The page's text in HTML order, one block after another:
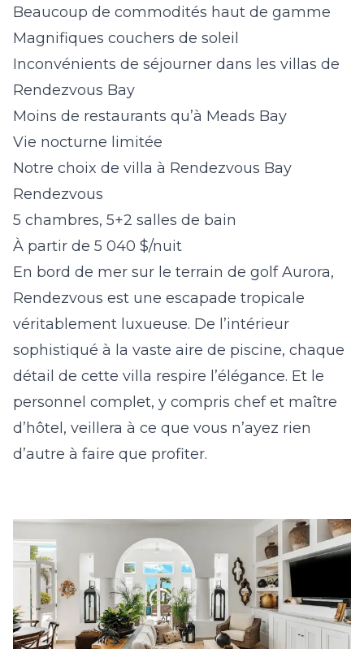
Beaucoup de commodités haut de gamme
Magnifiques couchers de soleil
Inconvénients de séjourner dans les villas de
Rendezvous Bay
Moins de restaurants qu’à Meads Bay
Vie nocturne limitée
Notre choix de villa à Rendezvous Bay
Rendezvous
5 chambres, 5+2 salles de bain
À partir de 5 040 $/nuit
En bord de mer sur le terrain de golf Aurora,
Rendezvous est une escapade tropicale
véritablement luxueuse. De l’intérieur
sophistiqué à la vaste aire de piscine, chaque
détail de cette villa respire l’élégance. Et le
personnel complet, y compris chef et maître
d’hôtel, veillera à ce que vous n’ayez rien
d’autre à faire que profiter.